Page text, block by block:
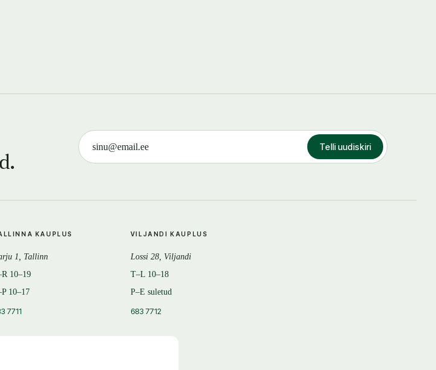
Telli uudiskiri
KAUPLUS
1, Tallinn
10–19
10–17
7711
VILJANDI KAUPLUS
Lossi 28, Viljandi
T–L 10–18
P–E suletud
683 7712